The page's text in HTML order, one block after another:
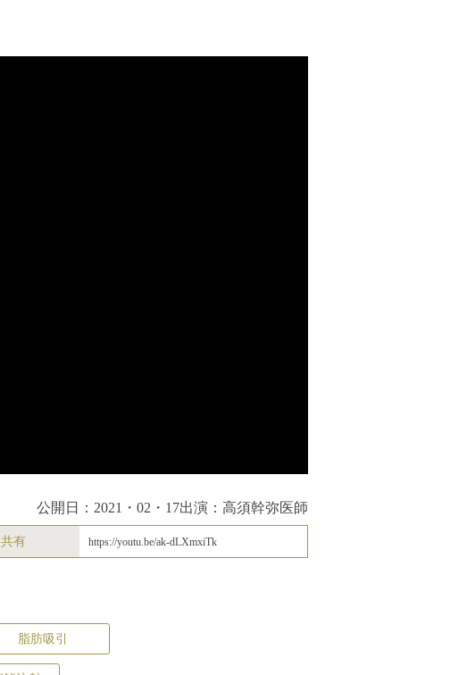
公開日：2021・02・17出演：高須幹弥医師
共有 https://youtu.be/ak-dLXmxiTk
脂肪吸引